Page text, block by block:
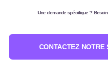
Une demande spécifique ?
CONTACTEZ NOTRE